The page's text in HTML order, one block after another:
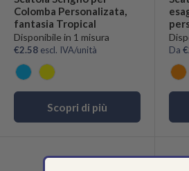
Colomba Personalizata,
fantasia Tropical
Disponibile in 1 misura
€2.58 escl. IVA/unità
Azzurro
Giallo
Scopri di più
Da